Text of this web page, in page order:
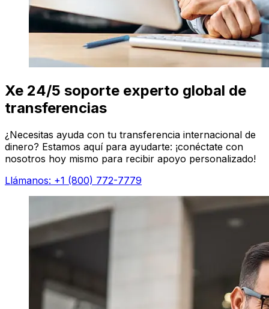
Xe 24/5 soporte experto global de
transferencias
¿Necesitas ayuda con tu transferencia internacional de
dinero? Estamos aquí para ayudarte: ¡conéctate con
nosotros hoy mismo para recibir apoyo personalizado!
Llámanos: +1 (800) 772-7779